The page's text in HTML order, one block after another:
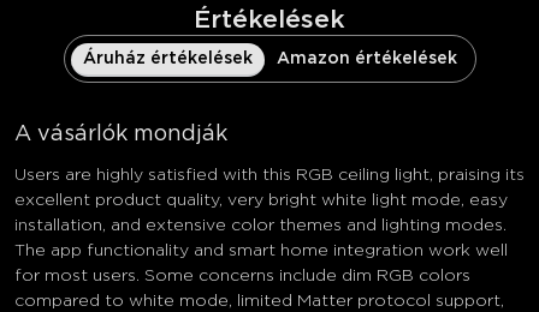
Értékelések
Áruház értékelések Amazon értékelések
A vásárlók mondják
Users are highly satisfied with this RGB ceiling light, praising its
excellent product quality, very bright white light mode, easy
installation, and extensive color themes and lighting modes.
The app functionality and smart home integration work well
for most users. Some concerns include dim RGB colors
compared to white mode, limited Matter protocol support,